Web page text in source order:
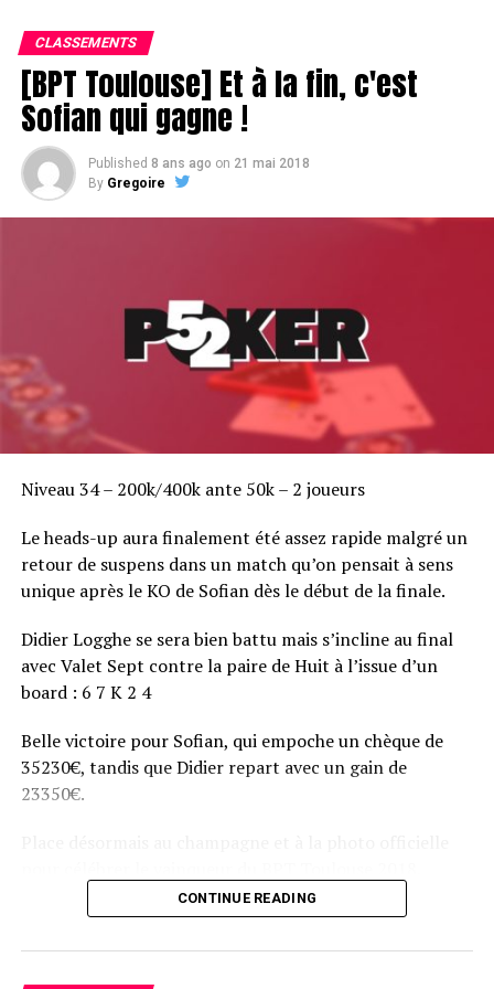
NEWS HOME
UP NEXT
[BPT Toulouse] Heads-up de fête foraine
DON'T MISS
[BPT Toulouse] Benaissa bulldozer à 3 left
CLASSEMENTS
[BPT Toulouse] Et à la fin, c'est
Sofian qui gagne !
Published 8 ans ago on 21 mai 2018
By Gregoire
Niveau 34 – 200k/400k ante 50k – 2 joueurs
Le heads-up aura finalement été assez rapide malgré un
retour de suspens dans un match qu’on pensait à sens
unique après le KO de Sofian dès le début de la finale.
Didier Logghe se sera bien battu mais s’incline au final
avec Valet Sept contre la paire de Huit à l’issue d’un
board : 6 7 K 2 4
Belle victoire pour Sofian, qui empoche un chèque de
35230€, tandis que Didier repart avec un gain de
23350€.
CONTINUE READING